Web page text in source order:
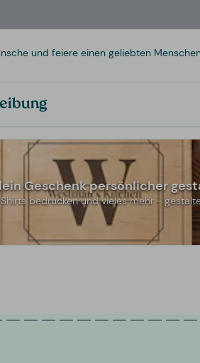
und feiere einen geliebten
Geschenk persönlicher
bedrucken und vieles mehr -